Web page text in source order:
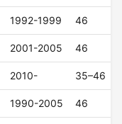
1992-1999 46
2001-2005 46
2010- 35–46
1990-2005 46